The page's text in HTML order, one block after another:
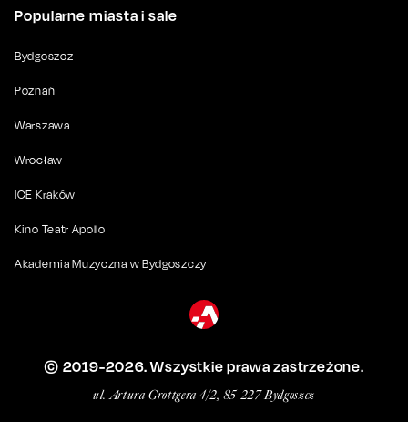
Popularne miasta i sale
Bydgoszcz
Poznań
Warszawa
Wrocław
ICE Kraków
Kino Teatr Apollo
Akademia Muzyczna w Bydgoszczy
© 2019-2026. Wszystkie prawa zastrzeżone.
ul. Artura Grottgera 4/2, 85-227 Bydgoszcz